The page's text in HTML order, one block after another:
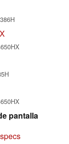
pantalla